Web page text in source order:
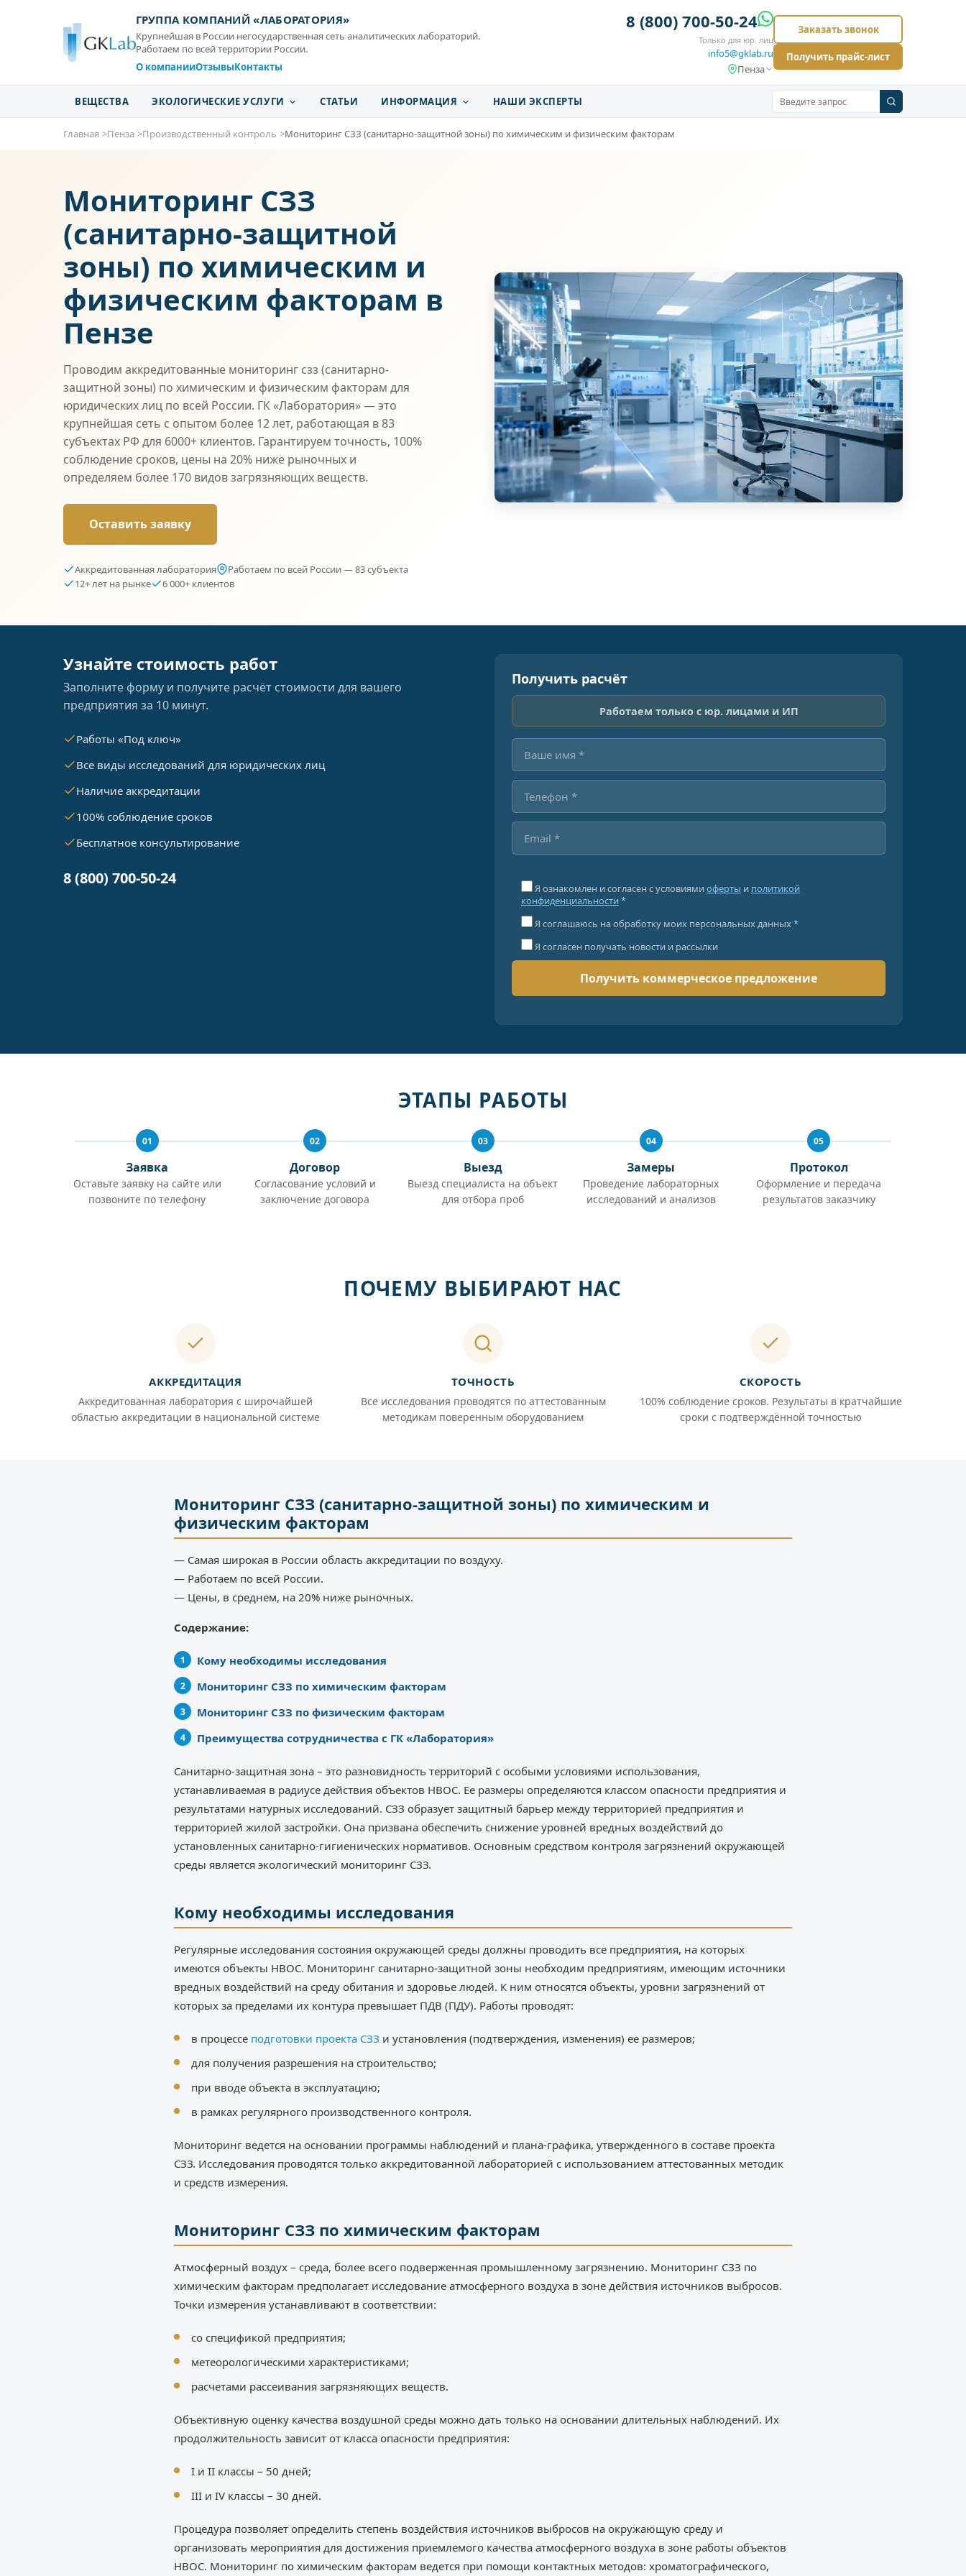
ГРУППА КОМПАНИЙ «ЛАБОРАТОРИЯ»
Крупнейшая в России негосударственная сеть аналитических лабораторий.
Работаем по всей территории России.
О компанииОтзывыКонтакты
8 (800) 700-50-24
Только для юр. лиц
info5@gklab.ru
Пенза
Заказать звонок
Получить прайс-лист
ВЕЩЕСТВА ЭКОЛОГИЧЕСКИЕ УСЛУГИ СТАТЬИ ИНФОРМАЦИЯ НАШИ ЭКСПЕРТЫ
Главная Пенза Производственный контроль Мониторинг СЗЗ (санитарно-защитной зоны) по химическим и физическим факторам
Мониторинг СЗЗ
(санитарно-защитной
зоны) по химическим и
физическим факторам в
Пензе
Проводим аккредитованные мониторинг сзз (санитарно-
защитной зоны) по химическим и физическим факторам для
юридических лиц по всей России. ГК «Лаборатория» — это
крупнейшая сеть с опытом более 12 лет, работающая в 83
субъектах РФ для 6000+ клиентов. Гарантируем точность, 100%
соблюдение сроков, цены на 20% ниже рыночных и
определяем более 170 видов загрязняющих веществ.
Оставить заявку
Аккредитованная лаборатория
Работаем по всей России — 83 субъекта
12+ лет на рынке
6 000+ клиентов
Узнайте стоимость работ
Заполните форму и получите расчёт стоимости для вашего
предприятия за 10 минут.
Работы «Под ключ»
Все виды исследований для юридических лиц
Наличие аккредитации
100% соблюдение сроков
Бесплатное консультирование
8 (800) 700-50-24
Получить расчёт
Работаем только с юр. лицами и ИП
Я ознакомлен и согласен с условиями оферты и политикой
конфиденциальности *
Я соглашаюсь на обработку моих персональных данных *
Я согласен получать новости и рассылки
ЭТАПЫ РАБОТЫ
01
Заявка
Оставьте заявку на сайте или
позвоните по телефону
02
Договор
Согласование условий и
заключение договора
03
Выезд
Выезд специалиста на объект
для отбора проб
04
Замеры
Проведение лабораторных
исследований и анализов
05
Протокол
Оформление и передача
результатов заказчику
ПОЧЕМУ ВЫБИРАЮТ НАС
АККРЕДИТАЦИЯ
Аккредитованная лаборатория с широчайшей
областью аккредитации в национальной системе
ТОЧНОСТЬ
Все исследования проводятся по аттестованным
методикам поверенным оборудованием
СКОРОСТЬ
100% соблюдение сроков. Результаты в кратчайшие
сроки с подтверждённой точностью
Мониторинг СЗЗ (санитарно-защитной зоны) по химическим и
физическим факторам
— Самая широкая в России область аккредитации по воздуху.
— Работаем по всей России.
— Цены, в среднем, на 20% ниже рыночных.
Содержание:
Кому необходимы исследования
Мониторинг СЗЗ по химическим факторам
Мониторинг СЗЗ по физическим факторам
Преимущества сотрудничества с ГК «Лаборатория»
Санитарно-защитная зона – это разновидность территорий с особыми условиями использования,
устанавливаемая в радиусе действия объектов НВОС. Ее размеры определяются классом опасности предприятия и
результатами натурных исследований. СЗЗ образует защитный барьер между территорией предприятия и
территорией жилой застройки. Она призвана обеспечить снижение уровней вредных воздействий до
установленных санитарно-гигиенических нормативов. Основным средством контроля загрязнений окружающей
среды является экологический мониторинг СЗЗ.
Кому необходимы исследования
Регулярные исследования состояния окружающей среды должны проводить все предприятия, на которых
имеются объекты НВОС. Мониторинг санитарно-защитной зоны необходим предприятиям, имеющим источники
вредных воздействий на среду обитания и здоровье людей. К ним относятся объекты, уровни загрязнений от
которых за пределами их контура превышает ПДВ (ПДУ). Работы проводят:
в процессе подготовки проекта СЗЗ и установления (подтверждения, изменения) ее размеров;
для получения разрешения на строительство;
при вводе объекта в эксплуатацию;
в рамках регулярного производственного контроля.
Мониторинг ведется на основании программы наблюдений и плана-графика, утвержденного в составе проекта
СЗЗ. Исследования проводятся только аккредитованной лабораторией с использованием аттестованных методик
и средств измерения.
Мониторинг СЗЗ по химическим факторам
Атмосферный воздух – среда, более всего подверженная промышленному загрязнению. Мониторинг СЗЗ по
химическим факторам предполагает исследование атмосферного воздуха в зоне действия источников выбросов.
Точки измерения устанавливают в соответствии:
со спецификой предприятия;
метеорологическими характеристиками;
расчетами рассеивания загрязняющих веществ.
Объективную оценку качества воздушной среды можно дать только на основании длительных наблюдений. Их
продолжительность зависит от класса опасности предприятия:
I и II классы – 50 дней;
III и IV классы – 30 дней.
Процедура позволяет определить степень воздействия источников выбросов на окружающую среду и
организовать мероприятия для достижения приемлемого качества атмосферного воздуха в зоне работы объектов
НВОС. Мониторинг по химическим факторам ведется при помощи контактных методов: хроматографического,